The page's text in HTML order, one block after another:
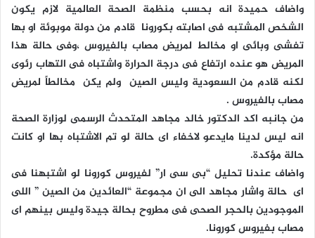
واضاف حميدة انه بحسب منظمة الصحة العالمية لازم يكون
الشخص المشتبه فى اصابته بكورونا قادم من دولة موبوئة او بها
تفشى وبائى او مخالط لمريض مصاب بالفيروس ،وفى حالة هذا
المريض هو عنده ارتفاع فى درجة الحرارة واشتباه فى التهاب رئوى
لكنه قادم من السعودية وليس الصين ولم يكن مخالطاً لمريض
مصاب بالفيروس .
من جانبه اكد الدكتور خالد مجاهد المتحدث الرسمى لوزارة الصحة
انه ليس لدينا مايدعو لاخفاء اى حالة لو تم الاشتباه بها او كانت
حالة مؤكدة.
واضاف عندنا تحليل “بى سى ار” لفيروس كورونا لو اشتبهنا فى
اى حالة واشار مجاهد الى ان مجموعة “العائدين من الصين ” اللى
الموجودين بالحجر الصحى فى مطروح بحالة جيدة وليس بينهم اى
مصاب بفيروس كورونا.